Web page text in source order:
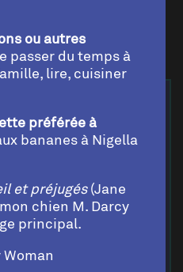
ou autres
passer du temps à
lire, cuisiner
préférée à
bananes à Nigella
et préjugés(Jane
chien M. Darcy
principal.